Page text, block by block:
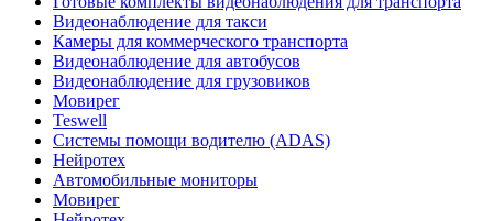
Видеонаблюдение для такси
Камеры для коммерческого транспорта
Видеонаблюдение для автобусов
Видеонаблюдение для грузовиков
Мовирег
Teswell
Системы помощи водителю (ADAS)
Нейротех
Автомобильные мониторы
Мовирег